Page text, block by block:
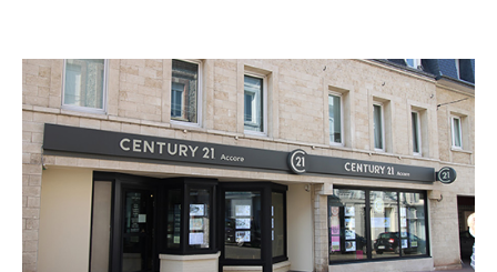
CENTURY 21 Accore
22 rue André Paul Leroux
76400 FECAMP
Me rendre à l'agence